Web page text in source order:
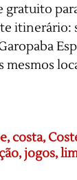
itinerário:
, costa,
,jogos,